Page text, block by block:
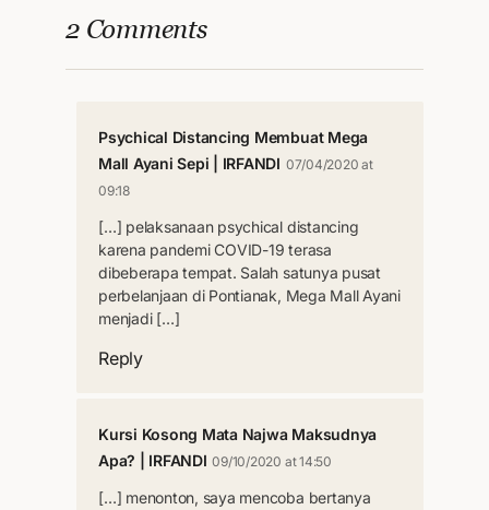
2 Comments
Psychical Distancing Membuat Mega
Mall Ayani Sepi | IRFANDI 07/04/2020 at
09:18
[…] pelaksanaan psychical distancing
karena pandemi COVID-19 terasa
dibeberapa tempat. Salah satunya pusat
perbelanjaan di Pontianak, Mega Mall Ayani
menjadi […]
Reply
Kursi Kosong Mata Najwa Maksudnya
Apa? | IRFANDI 09/10/2020 at 14:50
[…] menonton, saya mencoba bertanya